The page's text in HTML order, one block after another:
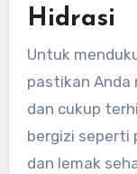
Hidrasi
Untuk
pastikan
dan cukup
bergizi seperti
dan lemak